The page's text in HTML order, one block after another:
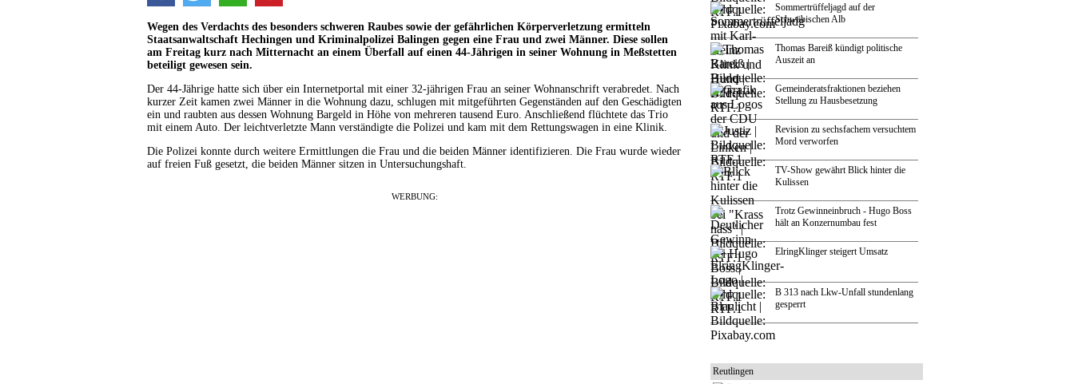
Wegen des Verdachts des besonders schweren Raubes sowie der gefährlichen Körperverletzung ermitteln
Staatsanwaltschaft Hechingen und Kriminalpolizei Balingen gegen eine Frau und zwei Männer. Diese sollen
am Freitag kurz nach Mitternacht an einem Überfall auf einen 44-Jährigen in seiner Wohnung in Meßstetten
beteiligt gewesen sein.
Der 44-Jährige hatte sich über ein Internetportal mit einer 32-jährigen Frau an seiner Wohnanschrift verabredet. Nach
kurzer Zeit kamen zwei Männer in die Wohnung dazu, schlugen mit mitgeführten Gegenständen auf den Geschädigten
ein und raubten aus dessen Wohnung Bargeld in Höhe von mehreren tausend Euro. Anschließend flüchtete das Trio
mit einem Auto. Der leichtverletzte Mann verständigte die Polizei und kam mit dem Rettungswagen in eine Klinik.
Die Polizei konnte durch weitere Ermittlungen die Frau und die beiden Männer identifizieren. Die Frau wurde wieder
auf freien Fuß gesetzt, die beiden Männer sitzen in Untersuchungshaft.
WERBUNG:
Sommertrüffeljagd auf der
Schwäbischen Alb
Thomas Bareiß kündigt politische
Auszeit an
Gemeinderatsfraktionen beziehen
Stellung zu Hausbesetzung
Revision zu sechsfachem versuchtem
Mord verworfen
TV-Show gewährt Blick hinter die
Kulissen
Trotz Gewinneinbruch - Hugo Boss
hält an Konzernumbau fest
ElringKlinger steigert Umsatz
B 313 nach Lkw-Unfall stundenlang
gesperrt
Reutlingen